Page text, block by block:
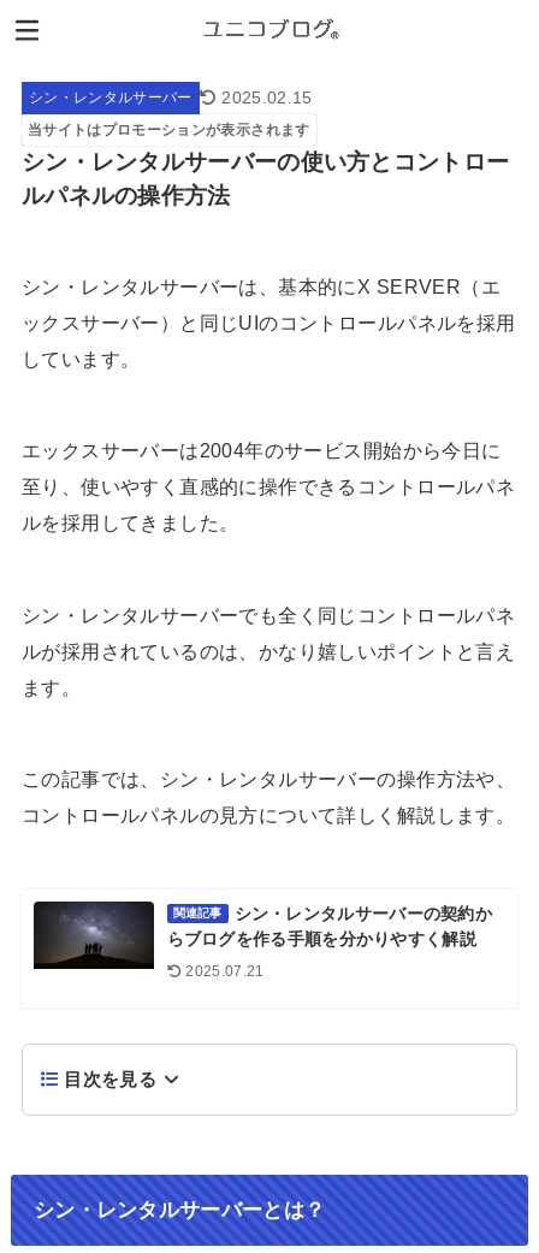
シン・レンタルサーバー 2025.02.15
当サイトはプロモーションが表示されます
シン・レンタルサーバーの使い方とコントロー
ルパネルの操作方法
シン・レンタルサーバーは、基本的にX SERVER（エ
ックスサーバー）と同じUIのコントロールパネルを採用
しています。
エックスサーバーは2004年のサービス開始から今日に
至り、使いやすく直感的に操作できるコントロールパネ
ルを採用してきました。
シン・レンタルサーバーでも全く同じコントロールパネ
ルが採用されているのは、かなり嬉しいポイントと言え
ます。
この記事では、シン・レンタルサーバーの操作方法や、
コントロールパネルの見方について詳しく解説します。
関連記事
シン・レンタルサーバーの契約か
らブログを作る手順を分かりやすく解説
2025.07.21
目次を見る
シン・レンタルサーバーとは？